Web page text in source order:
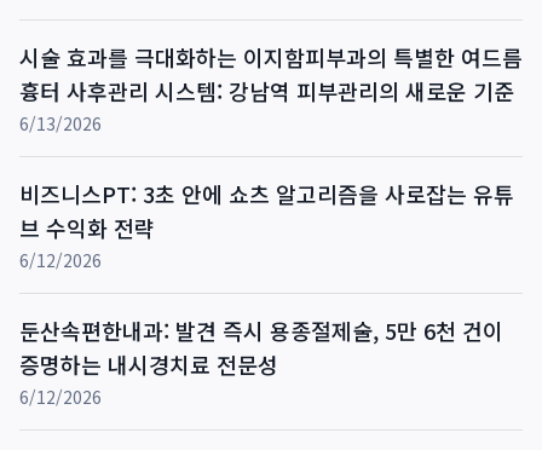
시술 효과를 극대화하는 이지함피부과의 특별한 여드름
흉터 사후관리 시스템: 강남역 피부관리의 새로운 기준
6/13/2026
비즈니스PT: 3초 안에 쇼츠 알고리즘을 사로잡는 유튜
브 수익화 전략
6/12/2026
둔산속편한내과: 발견 즉시 용종절제술, 5만 6천 건이
증명하는 내시경치료 전문성
6/12/2026